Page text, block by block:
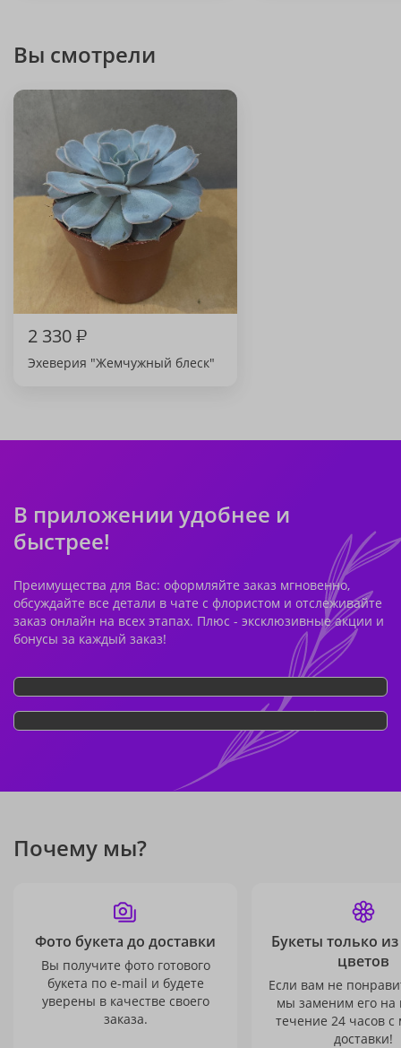
Вы смотрели
2 330₽
Эхеверия "Жемчужный блеск"
В приложении удобнее и
быстрее!
Преимущества для Вас: оформляйте заказ мгновенно,
обсуждайте все детали в чате с флористом и отслеживайте
заказ онлайн на всех этапах. Плюс - эксклюзивные акции и
бонусы за каждый заказ!
Почему мы?
Фото букета до доставки
Вы получите фото готового
букета по e-mail и будете
уверены в качестве своего
заказа.
Букеты только
цветов
Если вам не
мы заменим его на
течение 24 часов с
доставки!